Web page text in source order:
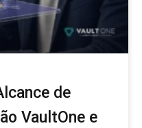
de
VaultOne e